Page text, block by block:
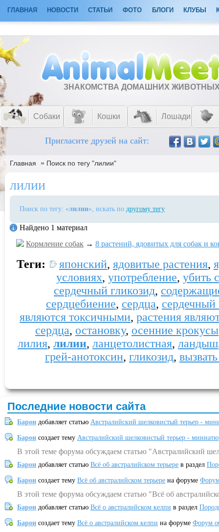
ГЛАВНАЯ НОВОСТИ СТАТЬИ ФОТО БЛОГИ КЛУБЫ
ЗНАКОМСТВА ДОМАШНИХ
Собаки Кошки Лошади
Пригласите друзей на сайт:
Главная » Поиск по тегу "лилии"
лилии
Поиск по тегу: «лилии», искать по другому тегу
Найдено 1 материал
Кормление собак → 8 растений, ядовитых для собак и
Теги: японский, ядовитые растения,
условиях, употребление, убить
сердечный гликозид,
сердцебиение, сердца, сердечный
являются токсичными, растения
сердца, остановку, осенние крокусы
лилия, лилии, ланцетолистная, ландыш
грей-анотоксин, гликозид,
Последние новости сайта
Барон добавляет статью Австралийский шелковистый терьер -
Барон создает тему Австралийский шелковистый терьер -
В этой теме форума обсуждаем статью "Австралийский
Барон добавляет статью Всё об австралийском терьере в раздел
Барон создает тему Всё об австралийском терьере на форуме
В этой теме форума обсуждаем статью "Всё об
Барон добавляет статью Всё о австралийском келпи в раздел
Барон создает тему Всё о австралийском келпи на форуме Форум